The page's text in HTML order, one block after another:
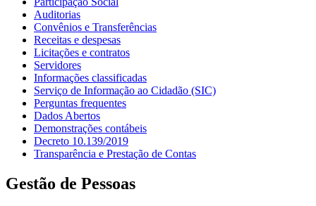
Auditorias
Convênios e Transferências
Receitas e despesas
Licitações e contratos
Servidores
Informações classificadas
Serviço de Informação ao Cidadão (SIC)
Perguntas frequentes
Dados Abertos
Demonstrações contábeis
Decreto 10.139/2019
Transparência e Prestação de Contas
Gestão de Pessoas